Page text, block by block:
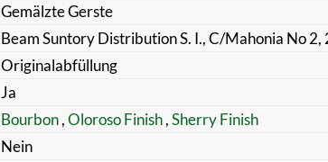
Gemälzte Gerste
Beam Suntory Distribution S. I., C/Mahonia No
Originalabfüllung
Ja
Bourbon,Oloroso Finish,Sherry Finish
Nein